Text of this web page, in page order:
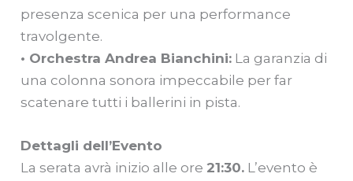
presenza scenica per una performance
travolgente.
• Orchestra Andrea Bianchini: La garanzia di
una colonna sonora impeccabile per far
scatenare tutti i ballerini in pista.
Dettagli dell’Evento
La serata avrà inizio alle ore 21:30. L’evento è